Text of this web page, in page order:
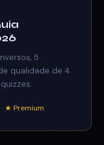
5
qualidade de 4
★ Premium